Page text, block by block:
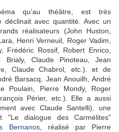
qu’au théâtre, est très
déclinait avec quantité. Avec un
réalisateurs (John Huston,
Henri Verneuil, Roger Vadim,
Frédéric Rossif, Robert Enrico,
Brialy, Claude Pinoteau, Jean
, Claude Chabrol, etc.). et de
Barsacq, Jean Anouilh, André
Poulain, Pierre Mondy, Roger
Périer, etc.). Elle a aussi
avec Claude Santelli), une
"Le dialogue des Carmélites"
Bernanos, réalisé par Pierre